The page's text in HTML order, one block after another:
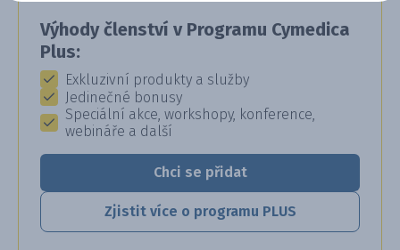
Výhody členství v Programu Cymedica
Plus:
Exkluzivní produkty a služby
Jedinečné bonusy
Speciální akce, workshopy, konference,
webináře a další
Chci se přidat
Zjistit více o programu PLUS